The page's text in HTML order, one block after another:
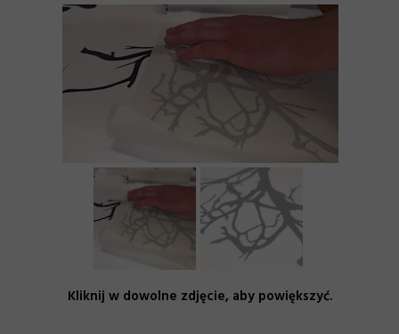
Kliknij w dowolne zdjęcie, aby powiększyć.